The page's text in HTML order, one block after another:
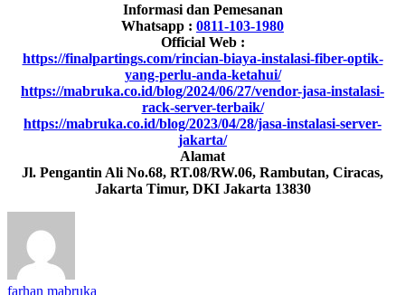
Informasi dan Pemesanan
Whatsapp : 0811-103-1980
Official Web :
https://finalpartings.com/rincian-biaya-instalasi-fiber-optik-
yang-perlu-anda-ketahui/
https://mabruka.co.id/blog/2024/06/27/vendor-jasa-instalasi-
rack-server-terbaik/
https://mabruka.co.id/blog/2023/04/28/jasa-instalasi-server-
jakarta/
Alamat
Jl. Pengantin Ali No.68, RT.08/RW.06, Rambutan, Ciracas,
Jakarta Timur, DKI Jakarta 13830
farhan mabruka